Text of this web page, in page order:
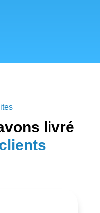
livré